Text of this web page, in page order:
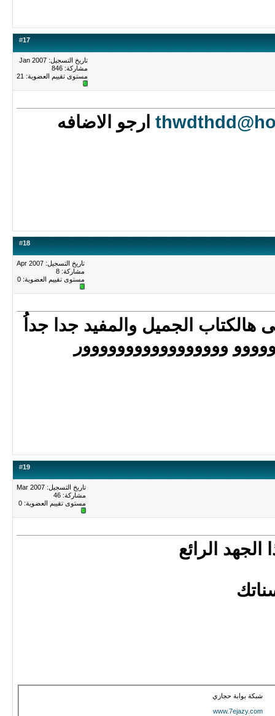
#17
تاريخ التسجيل: Jan 2007
مشاركة: 846
مستوى تقييم العضوية: 21
ارجو الاضافه
#18
تاريخ التسجيل: Apr 2007
مشاركة: 8
مستوى تقييم العضوية: 0
ووووووووووووووووور
#19
تاريخ التسجيل: Mar 2007
مشاركة: 46
مستوى تقييم العضوية: 0
الرائع
شبكة بوابة حجازي
www.7ejazy.com